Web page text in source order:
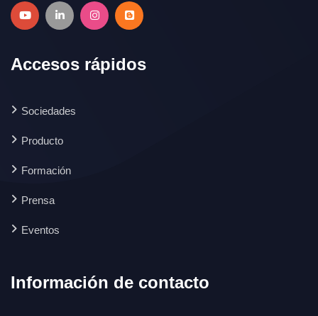
Accesos rápidos
Sociedades
Producto
Formación
Prensa
Eventos
Información de contacto